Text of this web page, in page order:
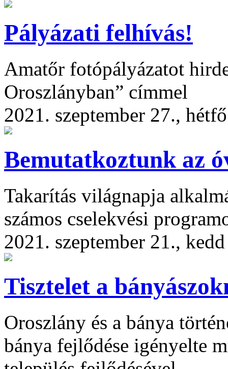
Pályázati felhívás!
Amatőr fotópályázatot
Oroszlányban” címmel
2021. szeptember 27., hétfő
Bemutatkoztunk az
Takarítás világnapja
számos cselekvési
2021. szeptember 21., kedd
Tisztelet a
Oroszlány és a bánya
bánya fejlődése igényelte